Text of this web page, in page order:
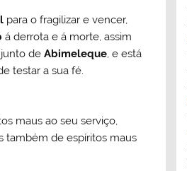
para o fragilizar e vencer,
á derrota e á morte, assim
junto deAbimeleque, e está
testar a sua fé.
maus ao seu serviço,
também de espíritos maus